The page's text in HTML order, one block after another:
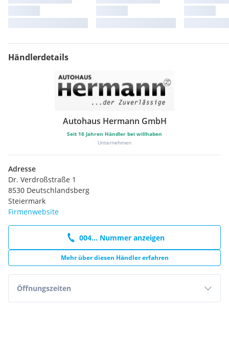
Händlerdetails
Autohaus Hermann GmbH
Seit 16 Jahren Händler bei willhaben
Unternehmen
Adresse
Dr. Verdroßstraße 1
8530 Deutschlandsberg
Steiermark
Firmenwebsite
004... Nummer anzeigen
Mehr über diesen Händler erfahren
Öffnungszeiten